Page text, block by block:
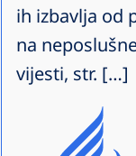
ih izbavlja od
na
vijesti, str. […]